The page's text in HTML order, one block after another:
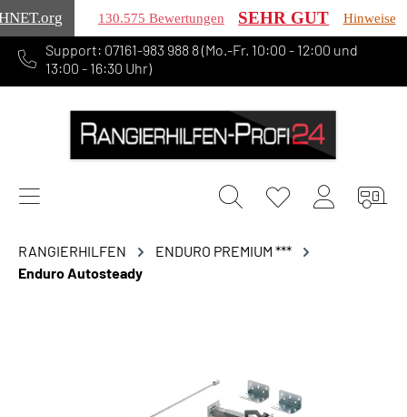
.org 130.575 Bewertungen SEHR GUT Hinweise
springen
Support: 07161-983 988 8 (Mo.-Fr. 10:00 - 12:00 und
13:00 - 16:30 Uhr)
RANGIERHILFEN
ENDURO PREMIUM ***
Enduro Autosteady